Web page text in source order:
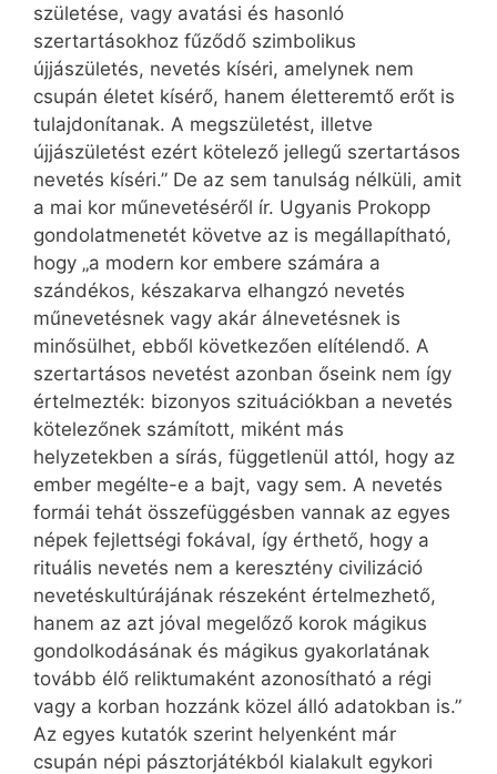
születése, vagy avatási és hasonló
szertartásokhoz fűződő szimbolikus
újjászületés, nevetés kíséri, amelynek nem
csupán életet kísérő, hanem életteremtő erőt is
tulajdonítanak. A megszületést, illetve
újjászületést ezért kötelező jellegű szertartásos
nevetés kíséri.” De az sem tanulság nélküli, amit
a mai kor műnevetéséről ír. Ugyanis Prokopp
gondolatmenetét követve az is megállapítható,
hogy „a modern kor embere számára a
szándékos, készakarva elhangzó nevetés
műnevetésnek vagy akár álnevetésnek is
minősülhet, ebből következően elítélendő. A
szertartásos nevetést azonban őseink nem így
értelmezték: bizonyos szituációkban a nevetés
kötelezőnek számított, miként más
helyzetekben a sírás, függetlenül attól, hogy az
ember megélte-e a bajt, vagy sem. A nevetés
formái tehát összefüggésben vannak az egyes
népek fejlettségi fokával, így érthető, hogy a
rituális nevetés nem a keresztény civilizáció
nevetéskultúrájának részeként értelmezhető,
hanem az azt jóval megelőző korok mágikus
gondolkodásának és mágikus gyakorlatának
tovább élő reliktumaként azonosítható a régi
vagy a korban hozzánk közel álló adatokban is.”
Az egyes kutatók szerint helyenként már
csupán népi pásztorjátékból kialakult egykori